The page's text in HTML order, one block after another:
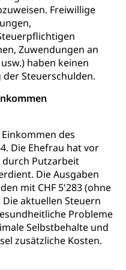
Freiwillige
Zuwendungen an
haben keinen
Steuerschulden.
des
Die Ehefrau hat vor
Putzarbeit
Die Ausgaben
mit CHF 5'283 (ohne
aktuellen Steuern
Probleme
Selbstbehalte und
zusätzliche Kosten.